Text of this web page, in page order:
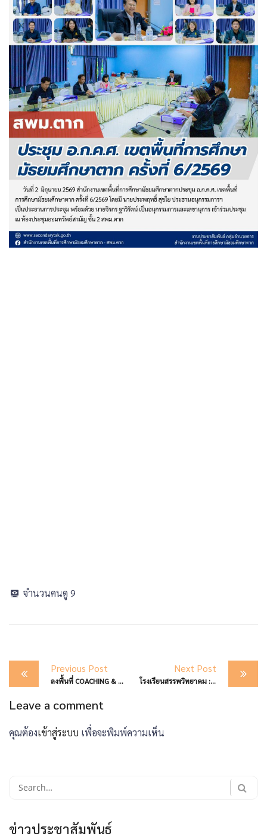
จำนวนคนดู 9
Post
navigation
Previous Post
ลงพื้นที่ COACHING & MENTORING เตรียมความพร้อม สถานศึกษาสู่การประเมิน OBECQA 2568 รร.อุ้มผางวิทยาคม
Next Post
โรงเรียนสรรพวิทยาคม : เข้าร่วมพิธีเฉลิมพระเกียรติ เนื่องในโอกาสพระราชพิธีมหามงคลเฉลิมพระชนมพรรษา ๔ รอบ สมเด็จพระนางเจ้าฯ พัชรสุธาพิมลลักษณ พระบรมราชินี ร่วมกับหน่วยงานในอำเภอแม่สอด
Leave a comment
คุณต้องเข้าสู่ระบบ เพื่อจะพิมพ์ความเห็น
Search
ข่าวประชาสัมพันธ์